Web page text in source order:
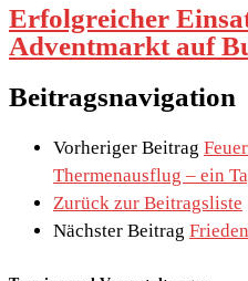
Erfolgreicher
Adventmarkt auf
Beitragsnavigation
Vorheriger Beitrag
Thermenausflug – ein
Zurück zur Beitragsliste
Nächster Beitrag